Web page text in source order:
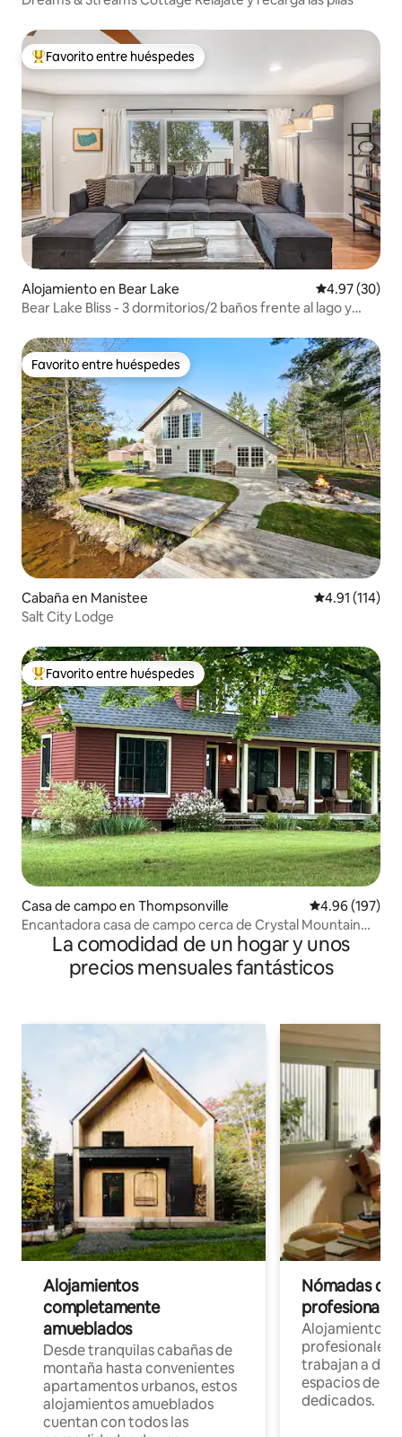
Favorito entre huéspedes preferido
Favorito entre huéspedes
Alojamiento en Bear Lake Calificación
4.97 (30)
Bear Lake Bliss - 3 dormitorios/2 baños frente al lago y
Favorito entre huéspedes
Favorito entre huéspedes
Cabaña en Manistee Calificación
4.91 (114)
Salt City Lodge
Favorito entre huéspedes preferido
Favorito entre huéspedes
Casa de campo en Thompsonville Calificación
4.96 (197)
Encantadora casa de campo cerca de Crystal Mountain
ResortLa comodidad de un hogar y unos
precios mensuales fantásticos
Alojamientos
completamente
amueblados
Desde tranquilas cabañas de
montaña hasta convenientes
apartamentos urbanos, estos
alojamientos amueblados
cuentan con todos las
Nómadas
Alojamientos
profesionales
trabajan a
espacios de
dedicados.